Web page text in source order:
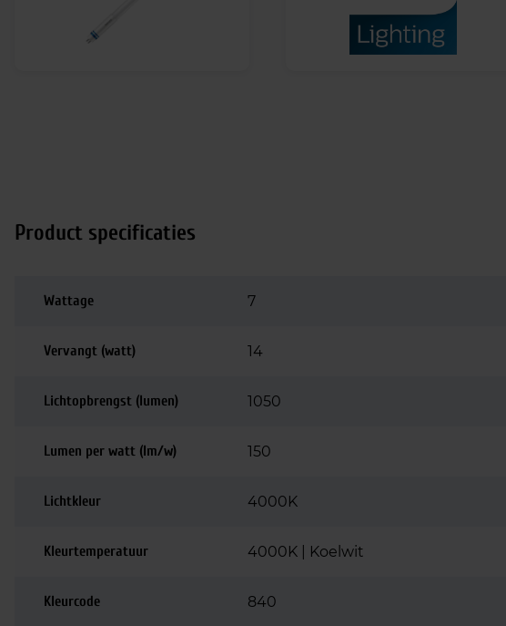
Product specificaties
Wattage 7
Vervangt (watt) 14
Lichtopbrengst (lumen) 1050
Lumen per watt (lm/w) 150
Lichtkleur 4000K
Kleurtemperatuur 4000K | Koelwit
Kleurcode 840